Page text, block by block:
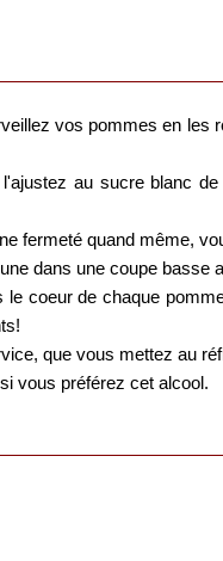
vos pommes en les
au sucre blanc
fermeté quand même,
dans une coupe basse
le coeur de chaque
que vous mettez au
vous préférez cet alcool.